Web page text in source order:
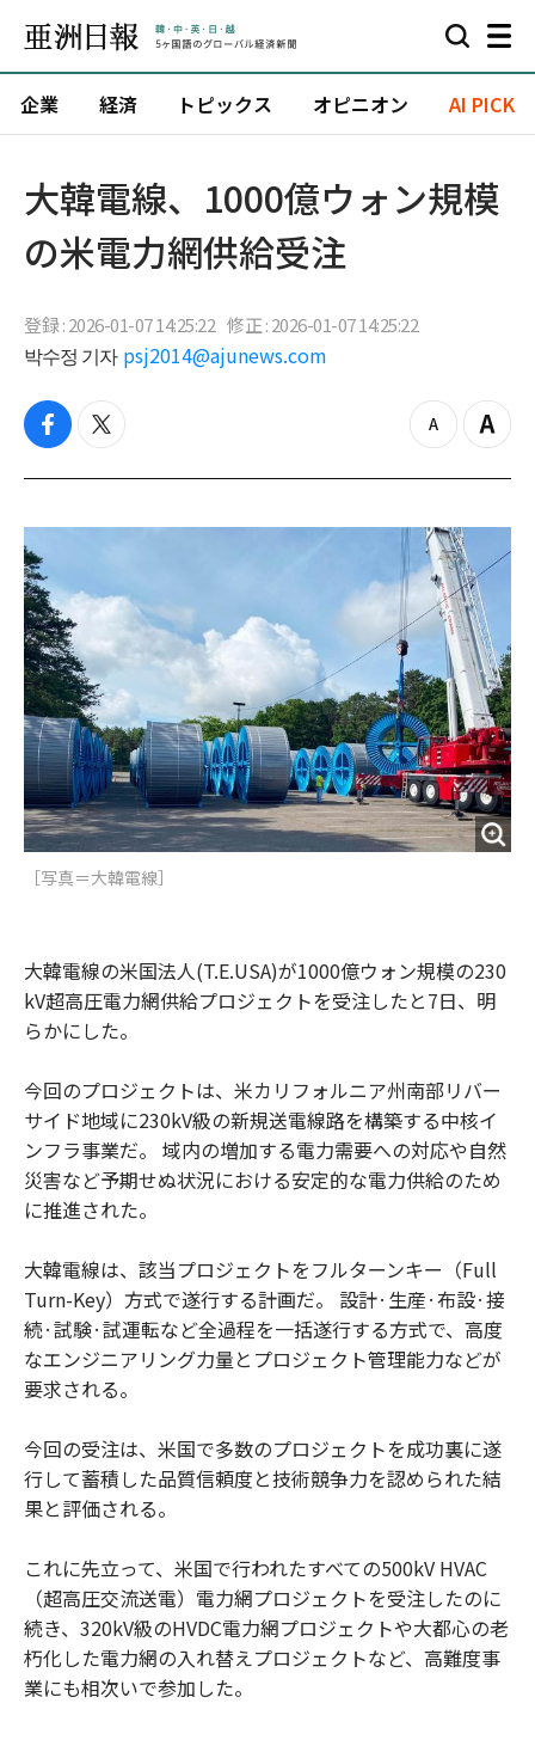
企業 経済 トピックス オピニオン AI PICK
大韓電線、1000億ウォン規模
の米電力網供給受注
登録 : 2026-01-07 14:25:22 修正 : 2026-01-07 14:25:22
박수정 기자 psj2014@ajunews.com
f
c
b
o
k
t
i
t
z
o
o
u
t
Z
o
i
［写真＝大韓電線］
大韓電線の米国法人(T.E.USA)が1000億ウォン規模の230
kV超高圧電力網供給プロジェクトを受注したと7日、明
らかにした。
今回のプロジェクトは、米カリフォルニア州南部リバー
サイド地域に230kV級の新規送電線路を構築する中核イ
ンフラ事業だ。 域内の増加する電力需要への対応や自然
災害など予期せぬ状況における安定的な電力供給のため
に推進された。
大韓電線は、該当プロジェクトをフルターンキー（Full
Turn-Key）方式で遂行する計画だ。 設計·生産·布設·接
続·試験·試運転など全過程を一括遂行する方式で、高度
なエンジニアリング力量とプロジェクト管理能力などが
要求される。
今回の受注は、米国で多数のプロジェクトを成功裏に遂
行して蓄積した品質信頼度と技術競争力を認められた結
果と評価される。
これに先立って、米国で行われたすべての500kV HVAC
（超高圧交流送電）電力網プロジェクトを受注したのに
続き、320kV級のHVDC電力網プロジェクトや大都心の老
朽化した電力網の入れ替えプロジェクトなど、高難度事
業にも相次いで参加した。